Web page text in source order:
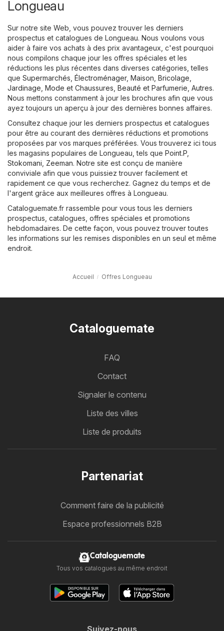
Longueau
Sur notre site Web, vous pouvez trouver les derniers
prospectus et catalogues de Longueau. Nous voulons vous
aider à faire vos achats à des prix avantageux, c'est pourquoi
nous compilons chaque jour les offres spéciales et les
réductions les plus récentes dans diverses catégories, telles
que Supermarchés Électroménager, Maison, Bricolage,
Jardinage Mode et Chaussures Beauté et Parfumerie Autres.
Nous mettons constamment à jour les brochures afin que vous
ayez toujours un aperçu à jour des dernières bonnes affaires.
Consultez chaque jour les derniers prospectus et catalogues
pour être au courant des dernières réductions et promotions
proposées par vos marques préférées. Vous trouverez ici tous
les magasins populaires de Longueau, tels que Point.P
Stokomani Zeeman. Notre site est conçu de manière
conviviale afin que vous puissiez trouver facilement et
rapidement ce que vous recherchez. Gagnez du temps et de
l'argent grâce aux meilleures offres à Longueau.
Cataloguemate.fr rassemble pour vous tous les derniers
prospectus, catalogues, offres spéciales et promotions
hebdomadaires. De cette façon, vous pouvez trouver toutes
les informations sur les remises disponibles en un seul et même
endroit.
Accueil Offres Longueau
Cataloguemate
FAQ
Contact
Signaler le contenu
Liste des villes
Liste de produits
Partenariat
Comment faire de la publicité
Espace professionnels B2B
Cataloguemate
Tous vos catalogues au même endroit
Suivez-nous